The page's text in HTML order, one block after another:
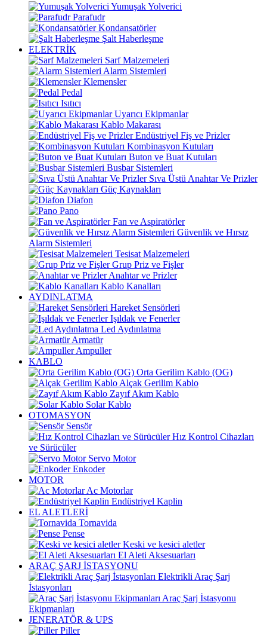
Yumuşak Yolverici
Parafudr
Kondansatörler
Şalt Haberleşme
ELEKTRİK
Sarf Malzemeleri
Alarm Sistemleri
Klemensler
Pedal
Isıtıcı
Uyarıcı Ekipmanlar
Kablo Makarası
Endüstriyel Fiş ve Prizler
Kombinasyon Kutuları
Buton ve Buat Kutuları
Busbar Sistemleri
Sıva Üstü Anahtar Ve Prizler
Güç Kaynakları
Diafon
Pano
Fan ve Aspiratörler
Güvenlik ve Hırsız
Alarm Sistemleri
Tesisat Malzemeleri
Grup Priz ve Fişler
Anahtar ve Prizler
Kablo Kanalları
AYDINLATMA
Hareket Sensörleri
Işıldak ve Fenerler
Led Aydınlatma
Armatür
Ampuller
KABLO
Orta Gerilim Kablo (OG)
Alçak Gerilim Kablo
Zayıf Akım Kablo
Solar Kablo
OTOMASYON
Sensör
Hız Kontrol Cihazları
ve Sürücüler
Servo Motor
Enkoder
MOTOR
Ac Motorlar
Endüstriyel Kaplin
EL ALETLERİ
Tornavida
Pense
Keski ve kesici aletler
El Aleti Aksesuarları
ARAÇ ŞARJ İSTASYONU
Elektrikli Araç Şarj
İstasyonları
Araç Şarj İstasyonu
Ekipmanları
JENERATÖR & UPS
Piller